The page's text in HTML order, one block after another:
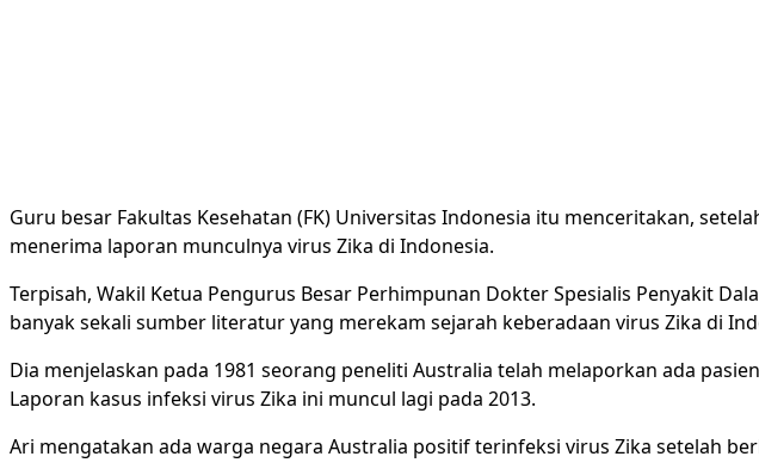
Guru besar Fakultas Kesehatan (FK) Universitas Indonesia itu menceritakan,
menerima laporan munculnya virus Zika di Indonesia.
Terpisah, Wakil Ketua Pengurus Besar Perhimpunan Dokter Spesialis Penyakit
banyak sekali sumber literatur yang merekam sejarah keberadaan virus Zika di
Dia menjelaskan pada 1981 seorang peneliti Australia telah melaporkan ada
Laporan kasus infeksi virus Zika ini muncul lagi pada 2013.
Ari mengatakan ada warga negara Australia positif terinfeksi virus Zika setelah